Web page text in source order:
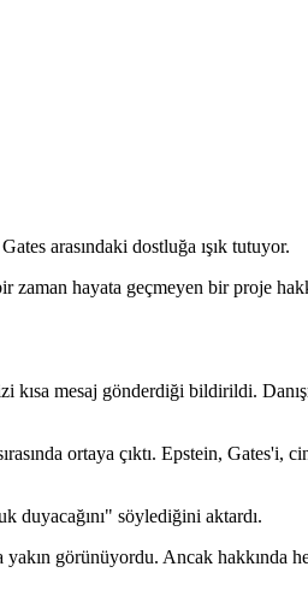
arasındaki dostluğa ışık tutuyor.
zaman hayata geçmeyen bir proje
kısa mesaj gönderdiği bildirildi.
ortaya çıktı. Epstein, Gates'i,
duyacağını" söylediğini aktardı.
görünüyordu. Ancak hakkında